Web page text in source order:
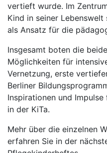
vertieft wurde. Im
Kind in seiner
als Ansatz für die
Insgesamt boten die
Möglichkeiten für
Vernetzung, erste
Berliner
Inspirationen und
in der KiTa.
Mehr über die einzelnen
erfahren Sie in der